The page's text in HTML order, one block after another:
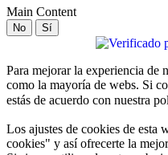
Main Content
No Sí
Para mejorar la experiencia de
como la mayoría de webs. Si
estás de acuerdo con nuestra
Los ajustes de cookies de esta
cookies" y así ofrecerte la